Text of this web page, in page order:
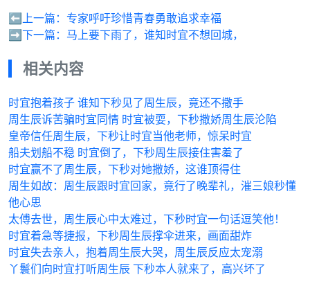
⬅️上一篇： 专家呼吁珍惜青春勇敢追求幸福
➡️下一篇： 马上要下雨了，谁知时宜不想回城，
相关内容
时宜抱着孩子 谁知下秒见了周生辰，竟还不撒手
周生辰诉苦骗时宜同情 时宜被耍，下秒撒娇周生辰沦陷
皇帝信任周生辰，下秒让时宜当他老师，惊呆时宜
船夫划船不稳 时宜倒了，下秒周生辰接住害羞了
时宜赢不了周生辰，下秒对她撒娇，这谁顶得住
周生如故：周生辰跟时宜回家，竟行了晚辈礼，漼三娘秒懂
他心思
太傅去世，周生辰心中太难过，下秒时宜一句话逗笑他！
时宜着急等捷报，下秒周生辰撑伞进来，画面甜炸
时宜失去亲人，抱着周生辰大哭，周生辰反应太宠溺
丫鬟们向时宜打听周生辰 下秒本人就来了，高兴坏了